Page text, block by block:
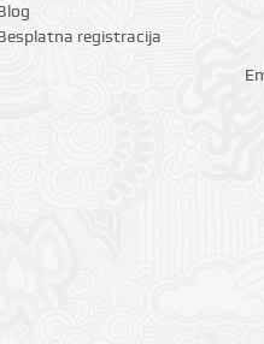
registracija